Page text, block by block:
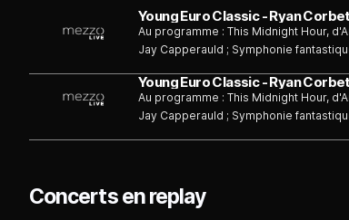
Young Euro Classic - Ryan
Au programme : This Midnight Hour,
Jay Capperauld ; Symphonie
Young Euro Classic - Ryan
Au programme : This Midnight Hour,
Jay Capperauld ; Symphonie
Concerts en replay